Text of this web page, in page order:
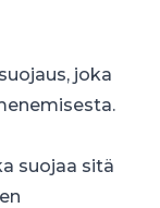
joka
suojaa sitä